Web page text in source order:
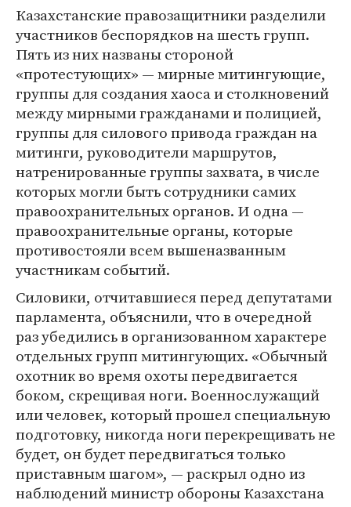
Казахстанские правозащитники разделили
участников беспорядков на шесть групп.
Пять из них названы стороной
«протестующих» — мирные митингующие,
группы для создания хаоса и столкновений
между мирными гражданами и полицией,
группы для силового привода граждан на
митинги, руководители маршрутов,
натренированные группы захвата, в числе
которых могли быть сотрудники самих
правоохранительных органов. И одна —
правоохранительные органы, которые
противостояли всем вышеназванным
участникам событий.
Силовики, отчитавшиеся перед депутатами
парламента, объяснили, что в очередной
раз убедились в организованном характере
отдельных групп митингующих. «Обычный
охотник во время охоты передвигается
боком, скрещивая ноги. Военнослужащий
или человек, который прошел специальную
подготовку, никогда ноги перекрещивать не
будет, он будет передвигаться только
приставным шагом», — раскрыл одно из
наблюдений министр обороны Казахстана